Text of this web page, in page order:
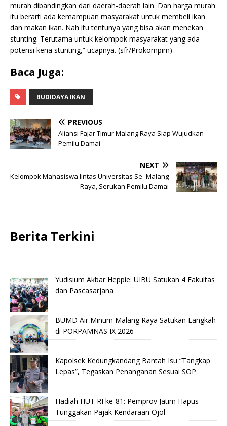
murah dibandingkan dari daerah-daerah lain. Dan harga murah
itu berarti ada kemampuan masyarakat untuk membeli ikan
dan makan ikan. Nah itu tentunya yang bisa akan menekan
stunting. Terutama untuk kelompok masyarakat yang ada
potensi kena stunting,” ucapnya. (sfr/Prokompim)
Baca Juga:
BUDIDAYA IKAN
PREVIOUS
Aliansi Fajar Timur Malang Raya Siap Wujudkan
Pemilu Damai
NEXT
Kelompok Mahasiswa lintas Universitas Se- Malang
Raya, Serukan Pemilu Damai
Berita Terkini
Yudisium Akbar Heppie: UIBU Satukan 4 Fakultas
dan Pascasarjana
BUMD Air Minum Malang Raya Satukan Langkah
di PORPAMNAS IX 2026
Kapolsek Kedungkandang Bantah Isu “Tangkap
Lepas”, Tegaskan Penanganan Sesuai SOP
Hadiah HUT RI ke-81: Pemprov Jatim Hapus
Tunggakan Pajak Kendaraan Ojol